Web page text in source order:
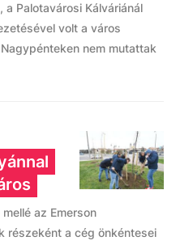
Palotavárosi Kálváriánál
volt a város
nem mutattak
az Emerson
részeként a cég önkéntesei